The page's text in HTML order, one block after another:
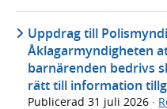
Uppdrag till
Åklagarmyndigheten
barnärenden bedrivs
rätt till information
Publicerad 31 juli 2026 ·